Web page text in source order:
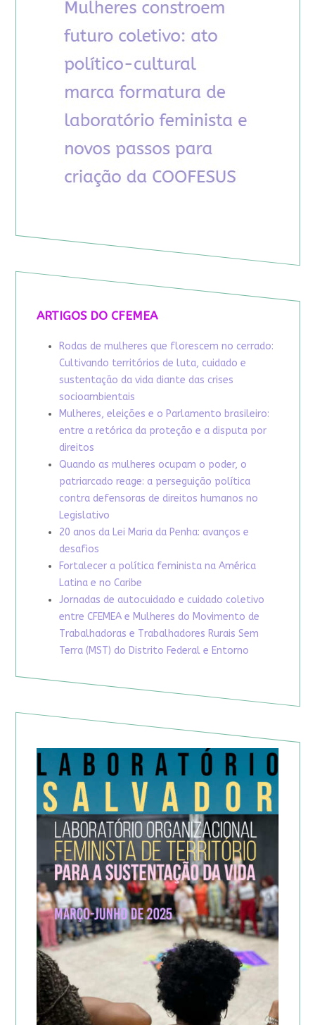
ARTIGOS DO CFEMEA
Rodas de mulheres que florescem no cerrado:
Cultivando territórios de luta, cuidado e
sustentação da vida diante das crises
socioambientais
Mulheres, eleições e o Parlamento brasileiro:
entre a retórica da proteção e a disputa por
direitos
Quando as mulheres ocupam o poder, o
patriarcado reage: a perseguição política
contra defensoras de direitos humanos no
Legislativo
20 anos da Lei Maria da Penha: avanços e
desafios
Fortalecer a política feminista na América
Latina e no Caribe
Jornadas de autocuidado e cuidado coletivo
entre CFEMEA e Mulheres do Movimento de
Trabalhadoras e Trabalhadores Rurais Sem
Terra (MST) do Distrito Federal e Entorno